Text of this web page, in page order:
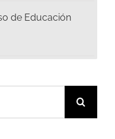
de Educación